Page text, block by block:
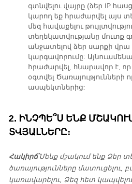
գտնվելու վայրը (ձեր IP
կարող եք հրաժարվել այս
մեզ հավաքելու
տեղեկատվությանը մուտք
անջատելով ձեր սարքի վրա
կարգավորումը:
հրաժարվել, հնարավոր է,
օգտվել Ծառայությունների
ասպեկտներից:
2. ԻՆՉՊԵ՞Ս ԵՆՔ
ՏՎՅԱԼՆԵՐԸ։
Հակիրճ՝Մենք մշակում ենք Ձեր
ծառայությունները մատուցելու,
կառավարելու, Ձեզ հետ